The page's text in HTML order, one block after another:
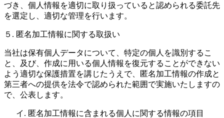
づき、個人情報を適切に取り扱っていると認められる委託先
を選定し、適切な管理を行います。
５. 匿名加工情報に関する取扱い
当社は保有個人データについて、特定の個人を識別するこ
と、及び、作成に用いる個人情報を復元することができない
よう適切な保護措置を講じたうえで、匿名加工情報の作成と
第三者への提供を法令で認められた範囲で実施いたしますの
で、公表します。
イ. 匿名加工情報に含まれる個人に関する情報の項目